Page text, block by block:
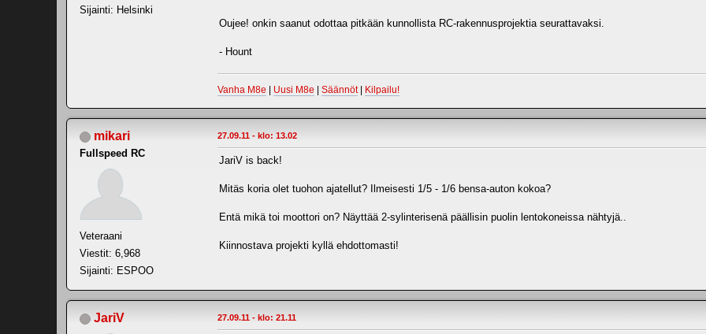
Sijainti: Helsinki
Oujee! onkin saanut odottaa pitkään kunnollista RC-rakennusprojektia seurattavaksi.
- Hount
Vanha M8e Uusi M8e Säännöt| Kilpailu!
mikari
Fullspeed RC
Veteraani
Viestit: 6,968
Sijainti: ESPOO
27.09.11 - klo: 13.02
JariV is back!
Mitäs koria olet tuohon ajatellut? Ilmeisesti 1/5 - 1/6 bensa-auton kokoa?
Entä mikä toi moottori on? Näyttää 2-sylinterisenä päällisin puolin lentokoneissa nähtyjä..
Kiinnostava projekti kyllä ehdottomasti!
JariV 27.09.11 - klo: 21.11